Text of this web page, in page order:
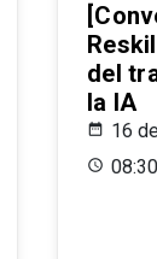
del
la IA
16